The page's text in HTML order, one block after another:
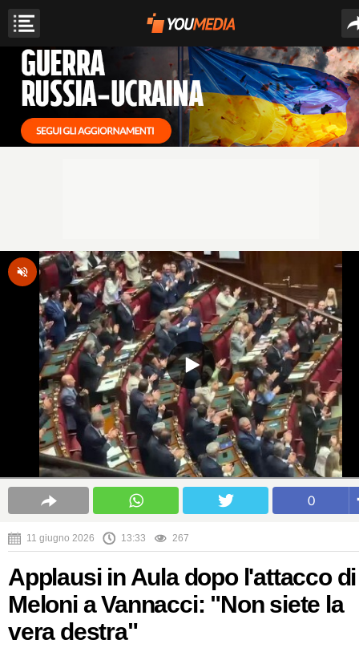
0
11 giugno 2026 13:33 267
Applausi in Aula dopo l'attacco di
Meloni a Vannacci: "Non siete la
vera destra"